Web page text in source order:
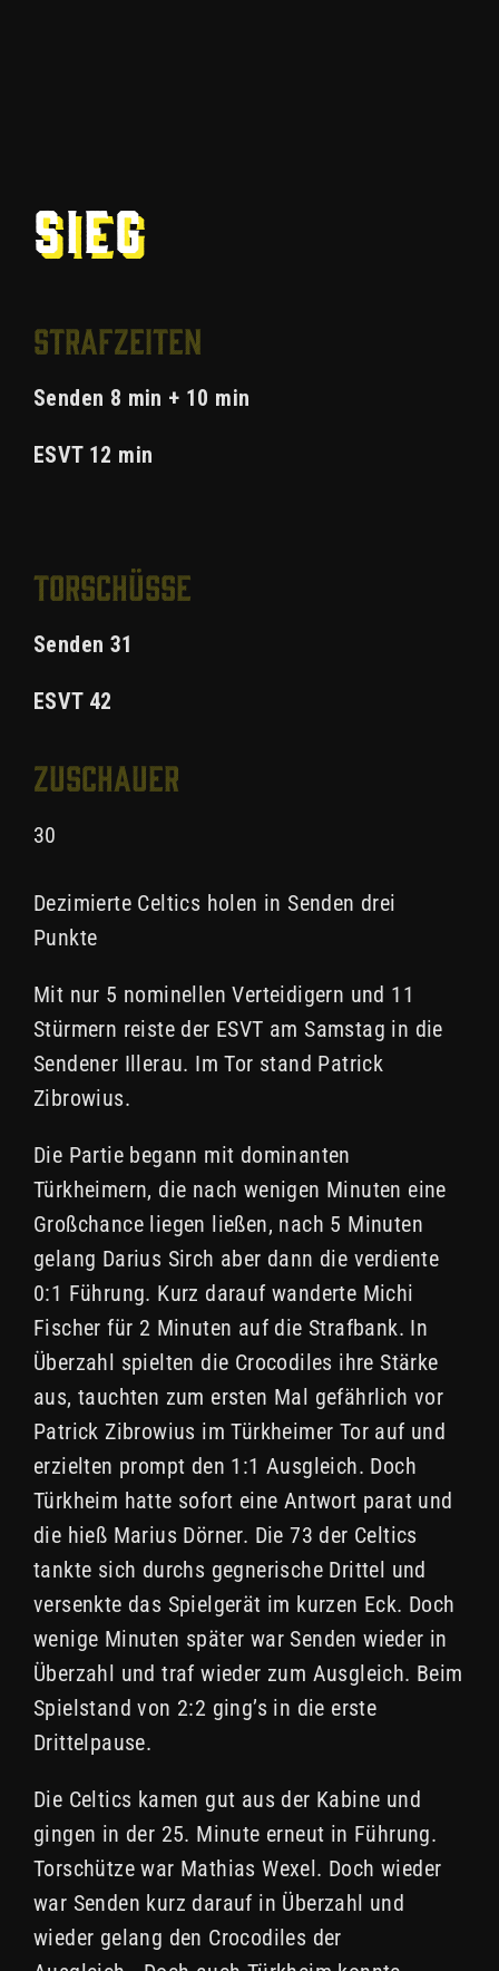
Sieg
Strafzeiten
Senden 8 min + 10 min
ESVT 12 min
Torschüsse
Senden 31
ESVT 42
Zuschauer
30
Dezimierte Celtics holen in Senden drei
Punkte
Mit nur 5 nominellen Verteidigern und 11
Stürmern reiste der ESVT am Samstag in die
Sendener Illerau. Im Tor stand Patrick
Zibrowius.
Die Partie begann mit dominanten
Türkheimern, die nach wenigen Minuten eine
Großchance liegen ließen, nach 5 Minuten
gelang Darius Sirch aber dann die verdiente
0:1 Führung. Kurz darauf wanderte Michi
Fischer für 2 Minuten auf die Strafbank. In
Überzahl spielten die Crocodiles ihre Stärke
aus, tauchten zum ersten Mal gefährlich vor
Patrick Zibrowius im Türkheimer Tor auf und
erzielten prompt den 1:1 Ausgleich. Doch
Türkheim hatte sofort eine Antwort parat und
die hieß Marius Dörner. Die 73 der Celtics
tankte sich durchs gegnerische Drittel und
versenkte das Spielgerät im kurzen Eck. Doch
wenige Minuten später war Senden wieder in
Überzahl und traf wieder zum Ausgleich. Beim
Spielstand von 2:2 ging’s in die erste
Drittelpause.
Die Celtics kamen gut aus der Kabine und
gingen in der 25. Minute erneut in Führung.
Torschütze war Mathias Wexel. Doch wieder
war Senden kurz darauf in Überzahl und
wieder gelang den Crocodiles der